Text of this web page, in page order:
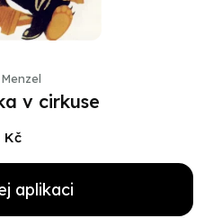
v cirkuse
Kč
aplikaci